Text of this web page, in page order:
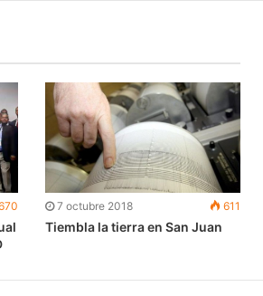
7 octubre 2018 611
Tiembla la tierra en San Juan